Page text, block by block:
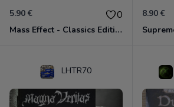
5.90 € 0
Mass Effect - Classics Edition Xbox 360
8.90 €
LHTR70